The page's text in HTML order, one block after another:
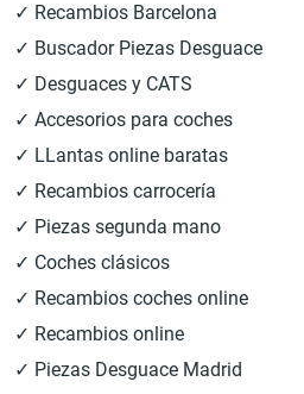
✓ Recambios Barcelona
✓ Buscador Piezas Desguace
✓ Desguaces y CATS
✓ Accesorios para coches
✓ LLantas online baratas
✓ Recambios carrocería
✓ Piezas segunda mano
✓ Coches clásicos
✓ Recambios coches online
✓ Recambios online
✓ Piezas Desguace Madrid